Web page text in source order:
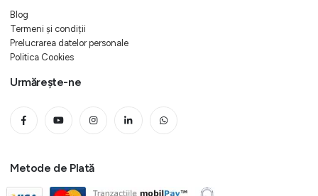
Blog
Termeni și condiții
Prelucrarea datelor personale
Politica Cookies
Urmărește-ne
Metode de Plată